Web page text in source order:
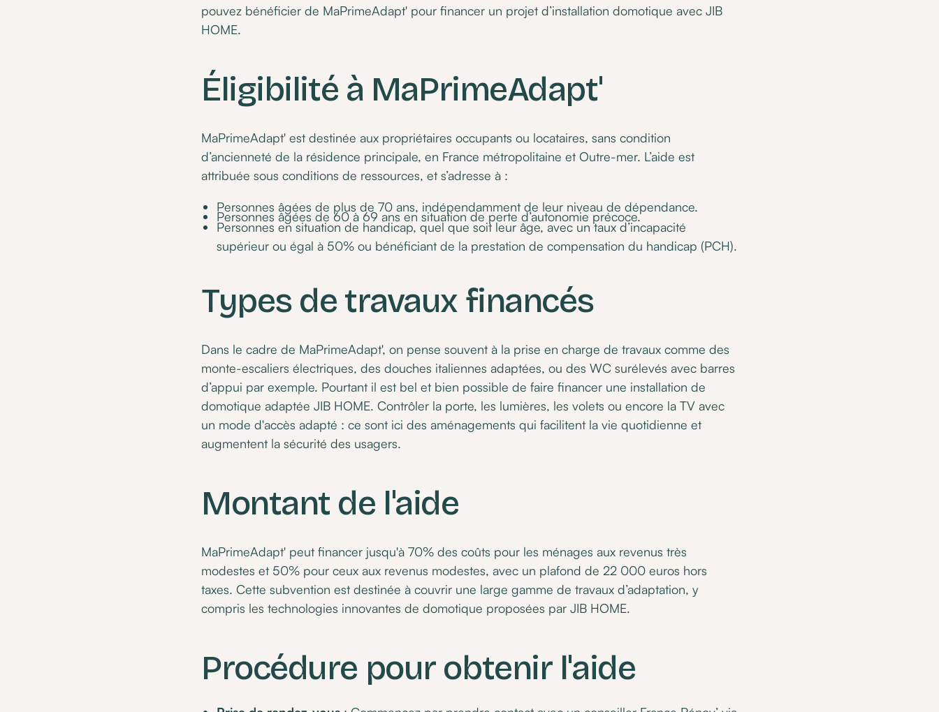
pouvez bénéficier de MaPrimeAdapt' pour financer un projet d’installation domotique avec JIB
HOME.
Éligibilité à MaPrimeAdapt'
MaPrimeAdapt' est destinée aux propriétaires occupants ou locataires, sans condition
d’ancienneté de la résidence principale, en France métropolitaine et Outre-mer. L’aide est
attribuée sous conditions de ressources, et s’adresse à :
Personnes âgées de plus de 70 ans, indépendamment de leur niveau de dépendance.
Personnes âgées de 60 à 69 ans en situation de perte d’autonomie précoce.
Personnes en situation de handicap, quel que soit leur âge, avec un taux d’incapacité
supérieur ou égal à 50% ou bénéficiant de la prestation de compensation du handicap (PCH).
Types de travaux financés
Dans le cadre de MaPrimeAdapt', on pense souvent à la prise en charge de travaux comme des
monte-escaliers électriques, des douches italiennes adaptées, ou des WC surélevés avec barres
d’appui par exemple. Pourtant il est bel et bien possible de faire financer une installation de
domotique adaptée JIB HOME. Contrôler la porte, les lumières, les volets ou encore la TV avec
un mode d'accès adapté : ce sont ici des aménagements qui facilitent la vie quotidienne et
augmentent la sécurité des usagers.
Montant de l'aide
MaPrimeAdapt' peut financer jusqu'à 70% des coûts pour les ménages aux revenus très
modestes et 50% pour ceux aux revenus modestes, avec un plafond de 22 000 euros hors
taxes. Cette subvention est destinée à couvrir une large gamme de travaux d’adaptation, y
compris les technologies innovantes de domotique proposées par JIB HOME.
Procédure pour obtenir l'aide